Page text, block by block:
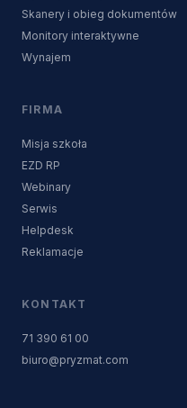
Skanery i obieg dokumentów
Monitory interaktywne
Wynajem
FIRMA
Misja szkoła
EZD RP
Webinary
Serwis
Helpdesk
Reklamacje
KONTAKT
71 390 61 00
biuro@pryzmat.com